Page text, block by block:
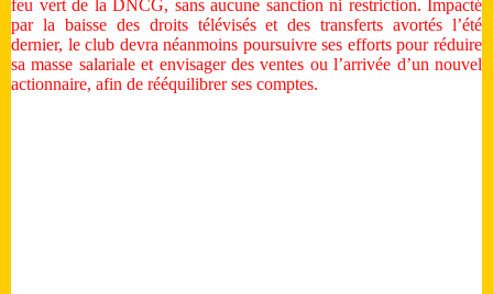
feu vert de la DNCG, sans aucune sanction ni restriction. Impacté
par la baisse des droits télévisés et des transferts avortés l’été
dernier, le club devra néanmoins poursuivre ses efforts pour réduire
sa masse salariale et envisager des ventes ou l’arrivée d’un nouvel
actionnaire, afin de rééquilibrer ses comptes.